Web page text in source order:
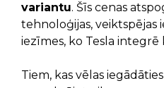
variantu. Šīs cenas
tehnoloģijas, veiktspējas
iezīmes, ko Tesla
Tiem, kas vēlas